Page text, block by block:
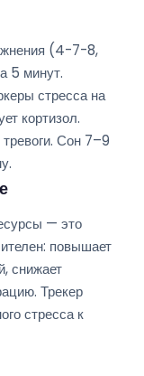
(4-7-8,
5 минут.
стресса на
кортизол.
Сон 7–9
— это
повышает
снижает
Трекер
стресса к